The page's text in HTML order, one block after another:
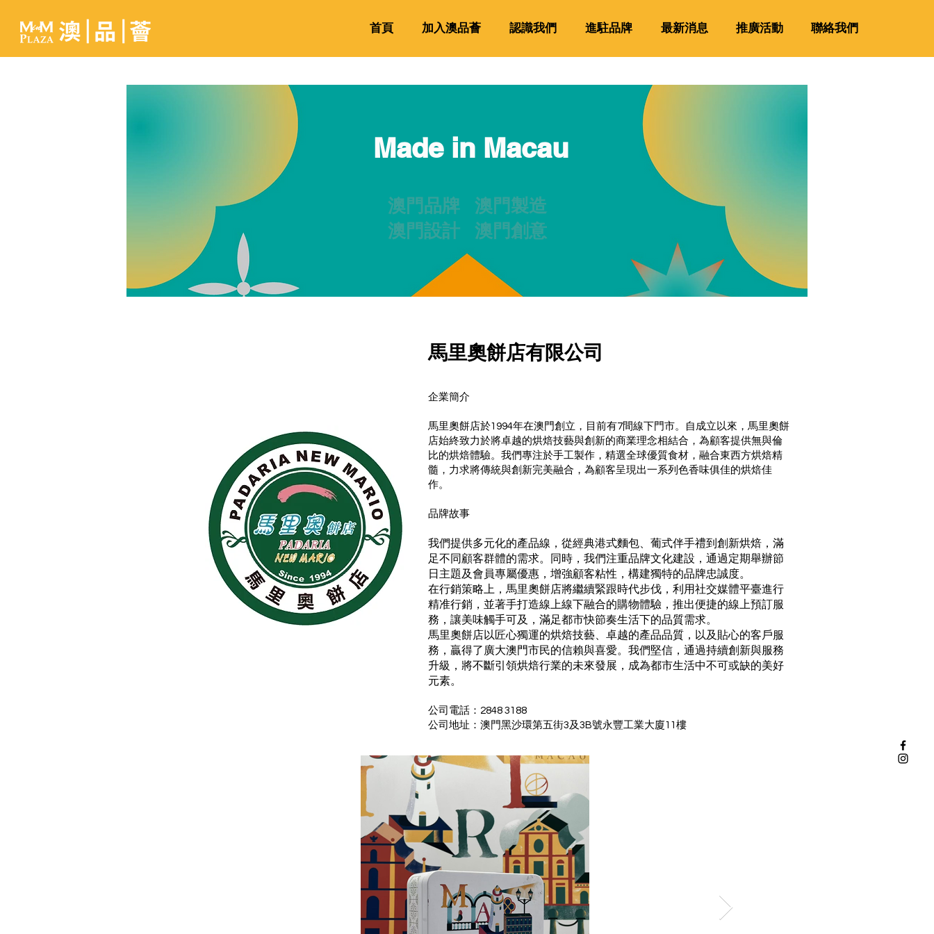
首頁 加入澳品薈 認識我們 進駐品牌 最新消息 推廣活動 聯絡我們
Made in Macau
澳門品牌 澳門製造
澳門設計 澳門創意
​馬里奧餅店有限公司
企業簡介
馬里奧餅店於1994年在澳門創立，目前有7間線下門市。自成立以來，馬里奧餅
店始終致力於將卓越的烘焙技藝與創新的商業理念相結合，為顧客提供無與倫
比的烘焙體驗。我們專注於手工製作，精選全球優質食材，融合東西方烘焙精
髓，力求將傳統與創新完美融合，為顧客呈現出一系列色香味俱佳的烘焙佳
作。
品牌故事
我們提供多元化的產品線，從經典港式麵包、葡式伴手禮到創新烘焙，滿
足不同顧客群體的需求。同時，我們注重品牌文化建設，通過定期舉辦節
日主題及會員專屬優惠，增強顧客粘性，構建獨特的品牌忠誠度。
在行銷策略上，馬里奧餅店將繼續緊跟時代步伐，利用社交媒體平臺進行
精准行銷，並著手打造線上線下融合的購物體驗，推出便捷的線上預訂服
務，讓美味觸手可及，滿足都市快節奏生活下的品質需求。
馬里奧餅店以匠心獨運的烘焙技藝、卓越的產品品質，以及貼心的客戶服
務，贏得了廣大澳門市民的信賴與喜愛。我們堅信，通過持續創新與服務
升級，將不斷引領烘焙行業的未來發展，成為都市生活中不可或缺的美好
元素。
公司電話：2848 3188
​公司地址：澳門黑沙環第五街3及3B號永豐工業大廈11樓